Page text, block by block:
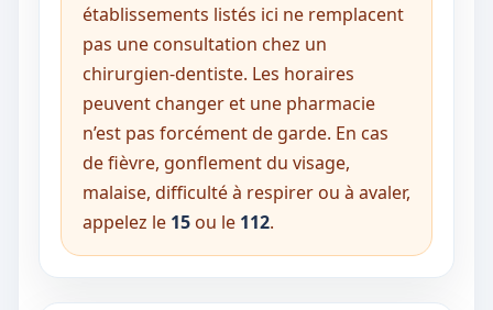
établissements listés ici ne remplacent
pas une consultation chez un
chirurgien-dentiste. Les horaires
peuvent changer et une pharmacie
n’est pas forcément de garde. En cas
de fièvre, gonflement du visage,
malaise, difficulté à respirer ou à avaler,
appelez le 15ou le 112.